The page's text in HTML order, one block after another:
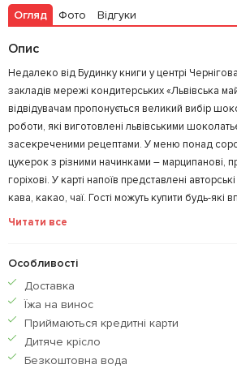
Залишити відгук
Огляд Фото Відгуки
Опис
Недалеко від Будинку книги у центрі
закладів мережі кондитерських «Львівська
відвідувачам пропонується великий вибір
роботи, які виготовлені львівськими
засекреченими рецептами. У меню понад
цукерок з різними начинками – марципанові,
горіхові. У карті напоїв представлені
кава, какао, чаї. Гості можуть купити будь-які
Читати все
Особливості
Доставка
Їжа на винос
Приймаються кредитнi карти
Дитяче крісло
Безкоштовна вода